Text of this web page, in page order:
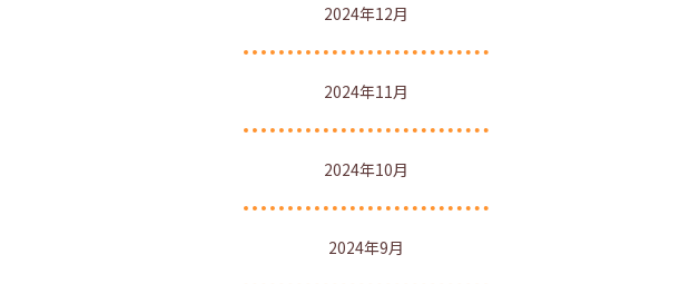
2024年12月
2024年11月
2024年10月
2024年9月